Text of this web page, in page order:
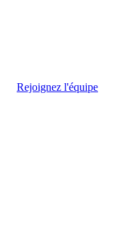
Rejoignez l'équipe